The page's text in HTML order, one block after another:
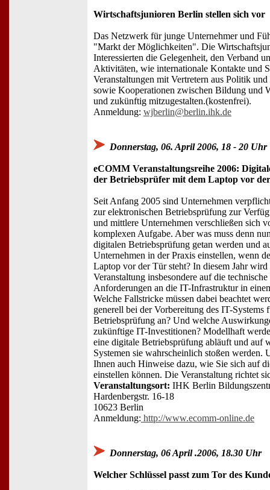
Wirtschaftsjunioren Berlin stellen sich vor
Das Netzwerk für junge Unternehmer und
"Markt der Möglichkeiten". Die
Interessierten die Gelegenheit, den Verband
Aktivitäten, wie internationale Kontakte und
Veranstaltungen mit Vertretern aus Politik
sowie Kooperationen zwischen Bildung und
und zukünftig mitzugestalten.(kostenfrei).
Anmeldung: wjberlin@berlin.ihk.de
Donnerstag, 06. April 2006, 18 - 20 Uhr
eCOMM Veranstaltungsreihe 2006:
der Betriebsprüfer mit dem Laptop vor
Seit Anfang 2005 sind Unternehmen
zur elektronischen Betriebsprüfung zur
und mittlere Unternehmen verschließen sich
komplexen Aufgabe. Aber was muss denn
digitalen Betriebsprüfung getan werden und
Unternehmen in der Praxis einstellen, wenn
Laptop vor der Tür steht? In diesem Jahr
Veranstaltung insbesondere auf die
Anforderungen an die IT-Infrastruktur in
Welche Fallstricke müssen dabei beachtet
generell bei der Vorbereitung des IT-Systems
Betriebsprüfung an? Und welche
zukünftige IT-Investitionen? Modellhaft
eine digitale Betriebsprüfung abläuft und auf
Systemen sie wahrscheinlich stoßen werden.
Ihnen auch Hinweise dazu, wie Sie sich auf
einstellen können. Die Veranstaltung richtet
Veranstaltungsort: IHK Berlin
Hardenbergstr. 16-18
10623 Berlin
Anmeldung: http://www.ecomm-online.de
Donnerstag, 06 April .2006, 18.30 Uhr
Welcher Schlüssel passt zum Tor des